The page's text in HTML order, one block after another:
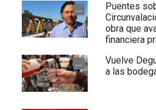
...
Puentes
obra que
financiera
...
Vuelve
a las